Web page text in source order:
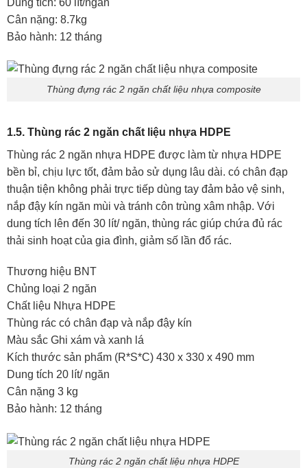
Dung tích: 60 lít/ngăn
Cân nặng: 8.7kg
Bảo hành: 12 tháng
Thùng đựng rác 2 ngăn chất liệu nhựa composite
1.5. Thùng rác 2 ngăn chất liệu nhựa HDPE
Thùng rác 2 ngăn nhựa HDPE được làm từ nhựa HDPE
bền bỉ, chịu lực tốt, đảm bảo sử dụng lâu dài. có chân đạp
thuận tiện không phải trực tiếp dùng tay đảm bảo vệ sinh,
nắp đậy kín ngăn mùi và tránh côn trùng xâm nhập. Với
dung tích lên đến 30 lít/ ngăn, thùng rác giúp chứa đủ rác
thải sinh hoạt của gia đình, giảm số lần đổ rác.
Thương hiệu BNT
Chủng loại 2 ngăn
Chất liệu Nhựa HDPE
Thùng rác có chân đạp và nắp đậy kín
Màu sắc Ghi xám và xanh lá
Kích thước sản phẩm (R*S*C) 430 x 330 x 490 mm
Dung tích 20 lít/ ngăn
Cân nặng 3 kg
Bảo hành: 12 tháng
Thùng rác 2 ngăn chất liệu nhựa HDPE